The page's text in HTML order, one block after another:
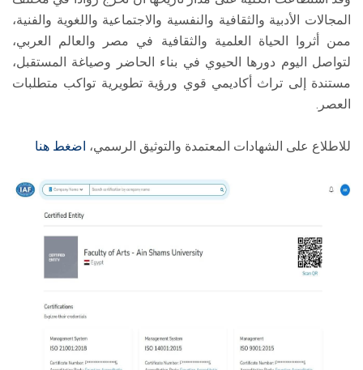
المجالات الأدبية والثقافية والنفسية والاجتماعية واللغوية والفنية،
ممن أثروا الحياة العلمية والثقافية في مصر والعالم العربي،
لتواصل اليوم دورها الحيوي في بناء الحاضر وصياغة المستقبل،
مستندة إلى تراث أكاديمي قوي ورؤية تطويرية تواكب متطلبات
العصر.
للاطلاع على الشهادات المعتمدة والتوثيق الرسمي، اضغط هنا